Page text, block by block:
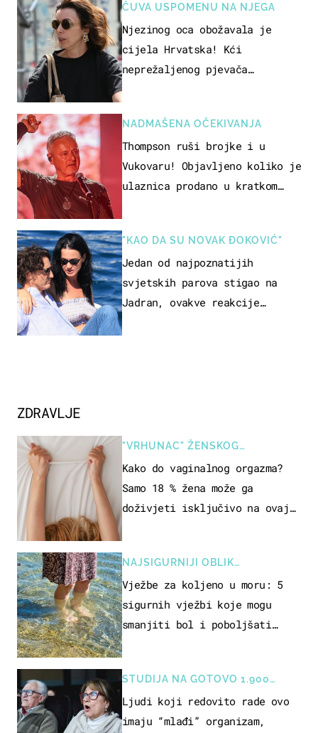
ČUVA USPOMENU NA NJEGA
Njezinog oca obožavala je
cijela Hrvatska! Kći
neprežaljenog pjevača
NADMAŠENA OČEKIVANJA
Thompson ruši brojke i u
Vukovaru! Objavljeno koliko je
ulaznica prodano u kratkom
"KAO DA SU NOVAK ĐOKOVIĆ"
Jedan od najpoznatijih
svjetskih parova stigao na
Jadran, ovakve reakcije
ZDRAVLJE
"VRHUNAC" ŽENSKOG
SEKSUALNOG ISKUSTVA
Kako do vaginalnog orgazma?
Samo 18 % žena može ga
doživjeti isključivo na ovaj
NAJSIGURNIJI OBLIK
REKREACIJE
Vježbe za koljeno u moru: 5
sigurnih vježbi koje mogu
smanjiti bol i poboljšati
STUDIJA NA GOTOVO 1.900
OSOBA
Ljudi koji redovito rade ovo
imaju “mlađi” organizam,